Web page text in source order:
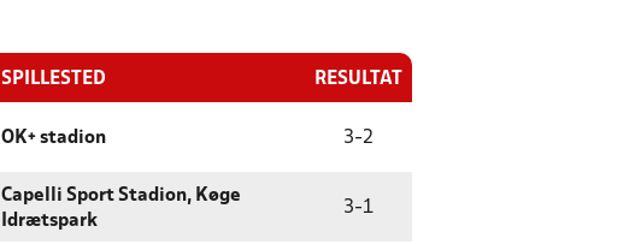
SPILLESTED RESULTAT
OK+ stadion 3-2
Capelli Sport Stadion, Køge
Idrætspark
3-1